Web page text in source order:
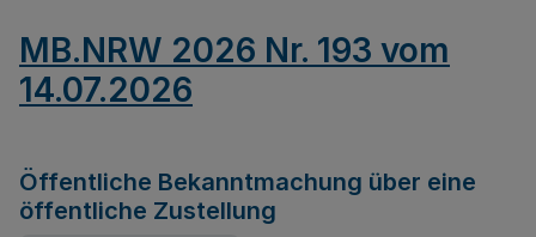
MB.NRW 2026 Nr. 193 vom
14.07.2026
Öffentliche Bekanntmachung über eine
öffentliche Zustellung